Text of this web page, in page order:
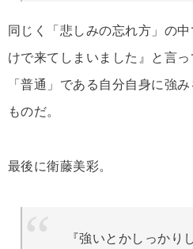
同じく「悲しみの忘れ方」の
けで来てしまいました』と言っ
「普通」である自分自身に強
ものだ。
最後に衛藤美彩。
『強いとかしっかり